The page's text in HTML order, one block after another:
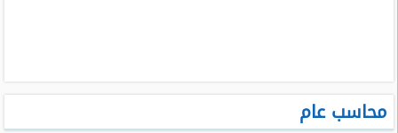
تصفح
الوظائف
محاسب عام